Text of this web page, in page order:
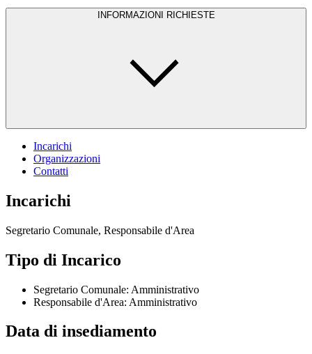
INFORMAZIONI RICHIESTE
Incarichi
Organizzazioni
Contatti
Incarichi
Segretario Comunale, Responsabile d'Area
Tipo di Incarico
Segretario Comunale: Amministrativo
Responsabile d'Area: Amministrativo
Data di insediamento